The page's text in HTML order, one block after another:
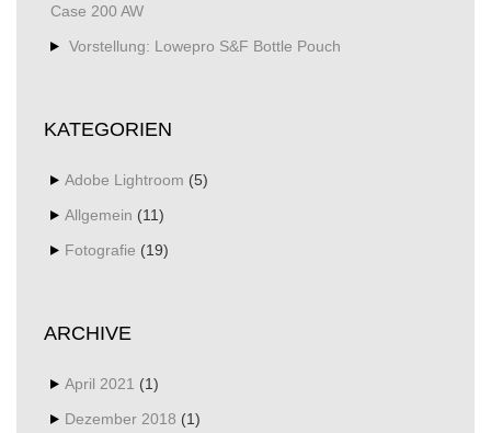
Case 200 AW
Vorstellung: Lowepro S&F Bottle Pouch
KATEGORIEN
Adobe Lightroom (5)
Allgemein (11)
Fotografie (19)
ARCHIVE
April 2021 (1)
Dezember 2018 (1)